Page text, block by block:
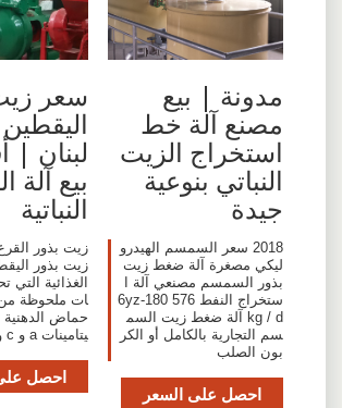
مدونة | بيع
مصنع آلة خط
استخراج الزيت
النباتي بنوعية
جيدة
2018 سعر السمسم الهيدرو
ليكي مصغرة آلة ضغط زيت
بذور السمسم مصنعي آلة ا
ستخراج النفط 6yz-180 576
kg / d آلة ضغط زيت السم
سم التجارية بالكامل أو الكر
بون الصلب
احصل على السعر
سعر
لبنان |
بيع آلة
النباتية
زيت بذور
زيت بذور
الغذائية التي
يتامينات a و c والزنك.
احصل